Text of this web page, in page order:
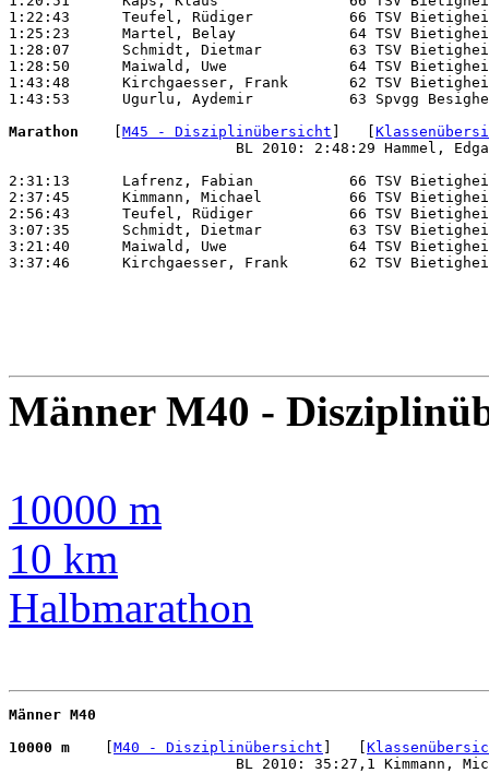
1:22:43      Teufel, Rüdiger           66 TSV
1:25:23      Martel, Belay             64 TSV
1:28:07      Schmidt, Dietmar          63 TSV
1:28:50      Maiwald, Uwe              64 TSV
1:43:48      Kirchgaesser, Frank       62 TSV
1:43:53      Ugurlu, Aydemir           63 Spvgg
Marathon
M45 - Disziplinübersicht
BL 2010: 2:48:29 Hammel,
2:31:13      Lafrenz, Fabian           66 TSV
2:37:45      Kimmann, Michael          66 TSV
2:56:43      Teufel, Rüdiger           66 TSV
3:07:35      Schmidt, Dietmar          63 TSV
3:21:40      Maiwald, Uwe              64 TSV
3:37:46      Kirchgaesser, Frank       62 TSV
Männer M40 -
10000 m
10 km
Halbmarathon
Männer M40
10000 m
M40 - Disziplinübersicht
BL 2010: 35:27,1 Kimmann,